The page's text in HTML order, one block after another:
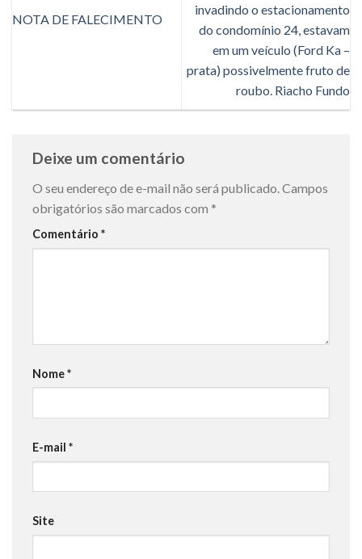
NOTA DE FALECIMENTO
invadindo o estacionamento
do condomínio 24, estavam
em um veículo (Ford Ka –
prata) possivelmente fruto de
roubo. Riacho Fundo
Deixe um comentário
O seu endereço de e-mail não será publicado.Campos
obrigatórios são marcados com *
Comentário *
Nome*
E-mail *
Site